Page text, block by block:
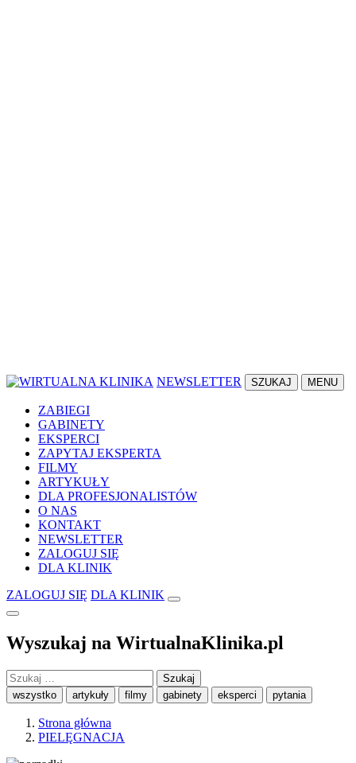
NEWSLETTER SZUKAJ MENU
ZABIEGI
GABINETY
EKSPERCI
ZAPYTAJ EKSPERTA
FILMY
ARTYKUŁY
DLA PROFESJONALISTÓW
O NAS
KONTAKT
NEWSLETTER
ZALOGUJ SIĘ
DLA KLINIK
ZALOGUJ SIĘ DLA KLINIK
Wyszukaj na WirtualnaKlinika.pl
Szukaj:
wszystko artykuły filmy gabinety eksperci pytania
Strona główna
PIELĘGNACJA